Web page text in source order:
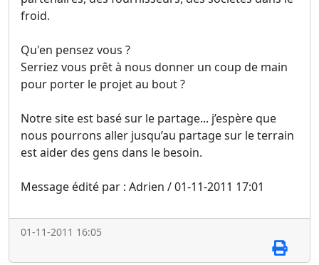
froid.
Qu'en pensez vous ?
Serriez vous prêt à nous donner un coup de main
pour porter le projet au bout ?
Notre site est basé sur le partage... j’espère que
nous pourrons aller jusqu’au partage sur le terrain
est aider des gens dans le besoin.
Message édité par : Adrien / 01-11-2011 17:01
01-11-2011 16:05